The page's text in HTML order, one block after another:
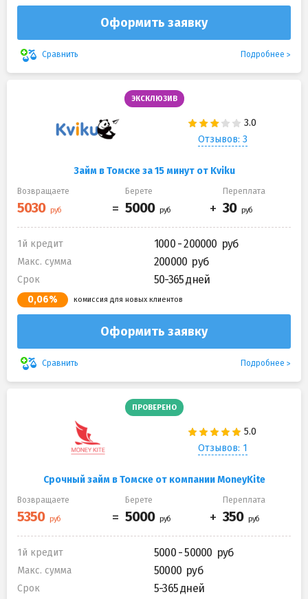
Оформить заявку
Сравнить Подробнее
ЭКСКЛЮЗИВ
Отзывов: 3
Займ в Томске за 15 минут от Kviku
Возвращаете Берете Переплата
1й кредит 1000 - 200000
Макс. сумма 200000
Срок 50-365 дней
0,06% комиссия для новых клиентов
Оформить заявку
Сравнить Подробнее
ПРОВЕРЕНО
Отзывов: 1
Срочный займ в Томске от компании MoneyKite
Возвращаете Берете Переплата
1й кредит 5000 - 50000
Макс. сумма 50000
Срок 5-365 дней